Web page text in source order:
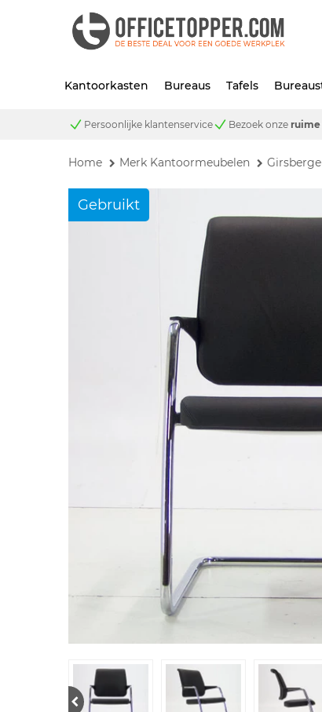
Kantoorkasten Bureaus Tafels
Persoonlijke klantenservice Bezoek onze ruime
Home Merk Kantoormeubelen
Gebruikt